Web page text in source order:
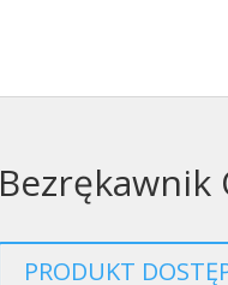
Bezrękawnik
PRODUKT